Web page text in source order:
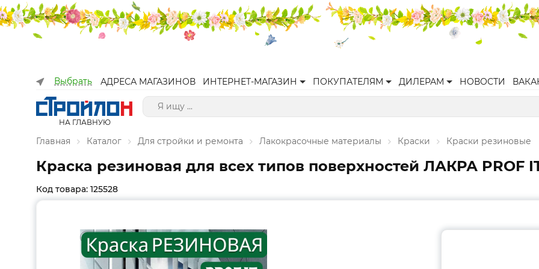
Выбрать АДРЕСА МАГАЗИНОВ ИНТЕРНЕТ-МАГАЗИН ПОКУПАТЕЛЯМ ДИЛЕРАМ НОВОСТИ
НА ГЛАВНУЮ
Главная Каталог Для стройки и ремонта Лакокрасочные материалы Краски Краски резиновые
Краска резиновая для всех типов поверхностей ЛАКРА PROF
Код товара: 125528